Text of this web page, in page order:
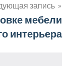
запись
мебели
интерьера